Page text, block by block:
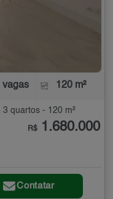
vagas 120 m²
quartos - 120 m²
R$ 1.680.000
Contatar